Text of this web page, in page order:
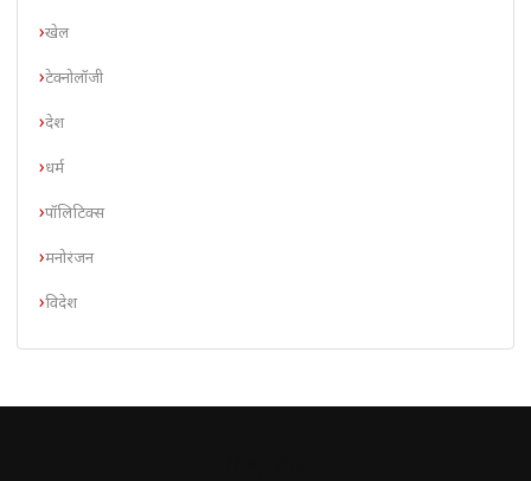
खेल
टेक्नोलॉजी
देश
धर्म
पॉलिटिक्स
मनोरंजन
विदेश